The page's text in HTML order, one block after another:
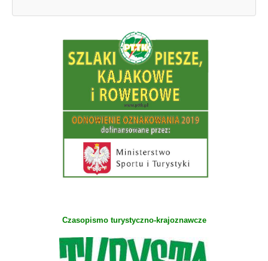
Czasopismo turystyczno-krajoznawcze